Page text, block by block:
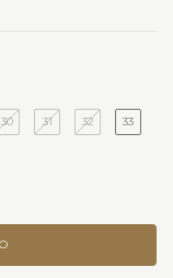
30 31 32 33